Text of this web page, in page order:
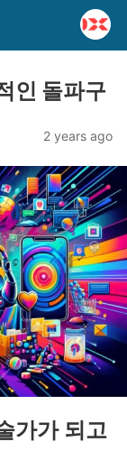
인 돌파구
2 years ago
가가 되고